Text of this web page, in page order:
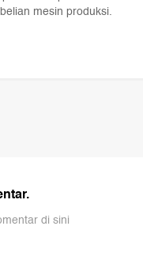
mesin produksi.
di sini